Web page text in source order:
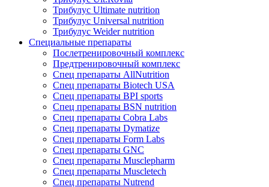
Трибулус Ultimate nutrition
Трибулус Universal nutrition
Трибулус Weider nutrition
Специальные препараты
Послетренировочный комплекс
Предтренировочный комплекс
Спец препараты AllNutrition
Спец препараты Biotech USA
Спец препараты BPI sports
Спец препараты BSN nutrition
Спец препараты Cobra Labs
Спец препараты Dymatize
Спец препараты Form Labs
Спец препараты GNC
Спец препараты Musclepharm
Спец препараты Muscletech
Спец препараты Nutrend